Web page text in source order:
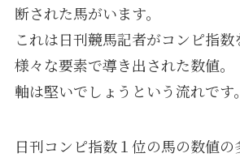
断された馬がいます。
これは日刊競馬記者がコンピ指数
様々な要素で導き出された数値。
軸は堅いでしょうという流れです。
日刊コンピ指数１位の馬の数値